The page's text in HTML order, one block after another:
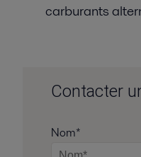
carburants
Contacter
Nom*